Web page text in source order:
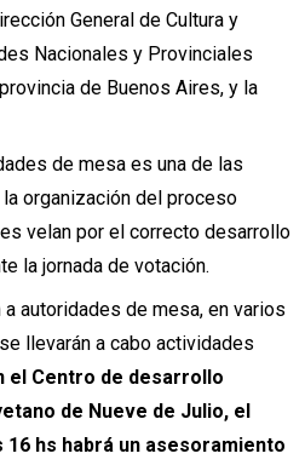
General de Cultura y
Nacionales y Provinciales
de Buenos Aires, y la
de mesa es una de las
organización del proceso
velan por el correcto desarrollo
la jornada de votación.
autoridades de mesa, en varios
llevarán a cabo actividades
el Centro de desarrollo
de Nueve de Julio, el
16 hs habrá un asesoramiento